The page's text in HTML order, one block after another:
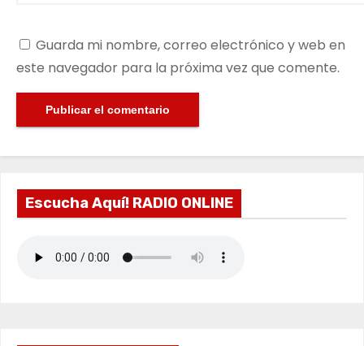
Guarda mi nombre, correo electrónico y web en
este navegador para la próxima vez que comente.
Escucha Aquí! RADIO ONLINE